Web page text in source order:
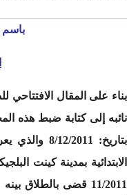
باسم
بناء على المقال
نائبه إلى كتابة ضبط هذه
بتاريخ: 8/
11/2011 قضى